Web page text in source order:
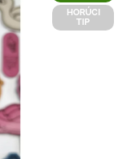
HORÚCI
TIP